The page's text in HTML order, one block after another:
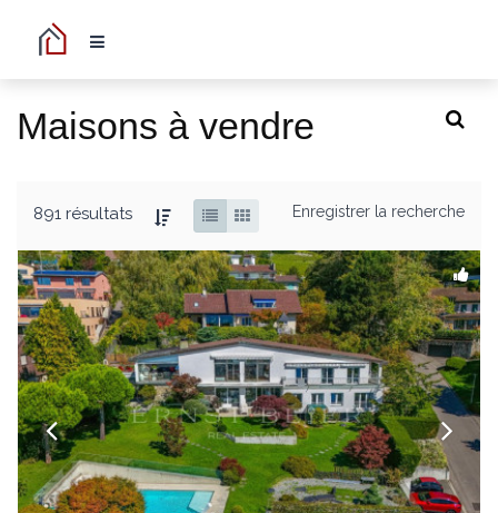
Maisons à vendre
891 résultats Enregistrer la recherche